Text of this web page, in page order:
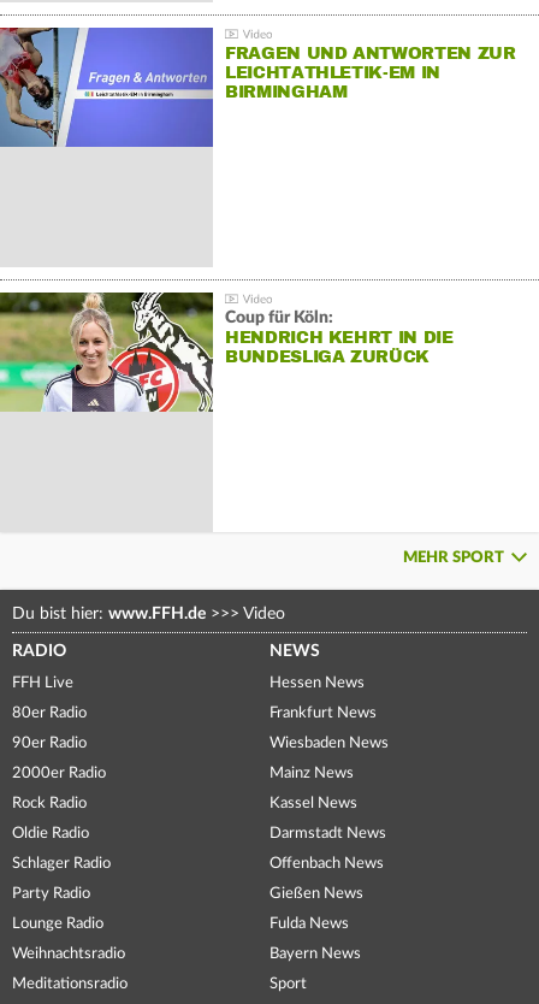
FRAGEN UND ANTWORTEN ZUR
LEICHTATHLETIK-EM IN
BIRMINGHAM
Coup für Köln:
HENDRICH KEHRT IN DIE
BUNDESLIGA ZURÜCK
MEHR SPORT
Du bist hier: www.FFH.de >>> Video
RADIO
FFH Live
80er Radio
90er Radio
2000er Radio
Rock Radio
Oldie Radio
Schlager Radio
Party Radio
Lounge Radio
Weihnachtsradio
Meditationsradio
NEWS
Hessen News
Frankfurt News
Wiesbaden News
Mainz News
Kassel News
Darmstadt News
Offenbach News
Gießen News
Fulda News
Bayern News
Sport